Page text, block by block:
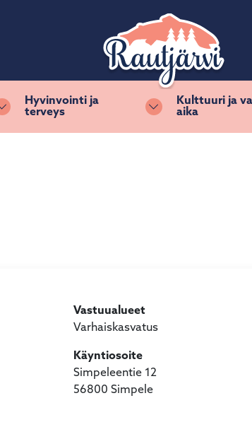
Vaihda alasvetovalikkoa
Hyvinvointi ja
terveys
Vaihda
Kulttuuri ja
aika
Vastuualueet
Varhaiskasvatus
Käyntiosoite
Simpeleentie 12
56800 Simpele